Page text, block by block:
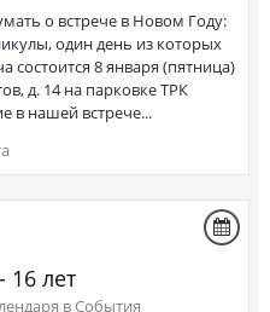
о встрече в Новом Году:
один день из которых
состоится 8 января (пятница)
д. 14 на парковке ТРК
в нашей встрече...
16 лет
в События